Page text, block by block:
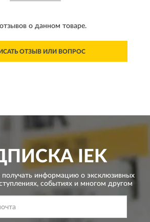
о данном товаре.
ОТЗЫВ ИЛИ ВОПРОС
IEK
получать информацию о эксклюзивных
событиях и многом другом